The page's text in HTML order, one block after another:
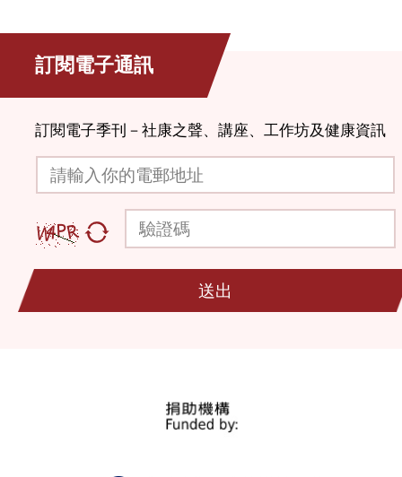
訂閱電子通訊
訂閱電子季刊－社康之聲、講座、工作坊及健康資訊
請輸入你的電郵地址
驗證碼
送出